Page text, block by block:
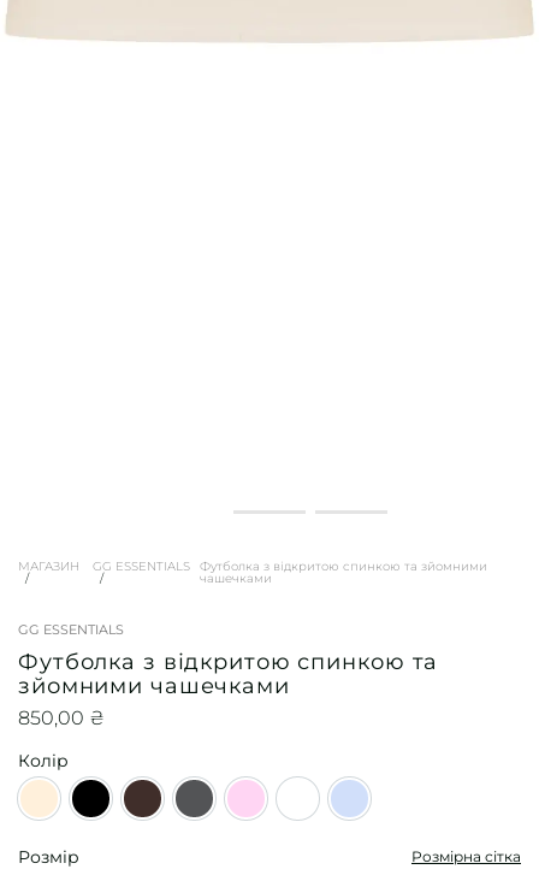
МАГАЗИН GG ESSENTIALS Футболка з відкритою спинкою та зйомними
чашечками
GG ESSENTIALS
Футболка з відкритою спинкою та
зйомними чашечками
850,00 ₴
Колір
BeigeBlackDark Chocolate
GraphiteLight Pink
MilkySky blue
Розмір
Розмірна сітка